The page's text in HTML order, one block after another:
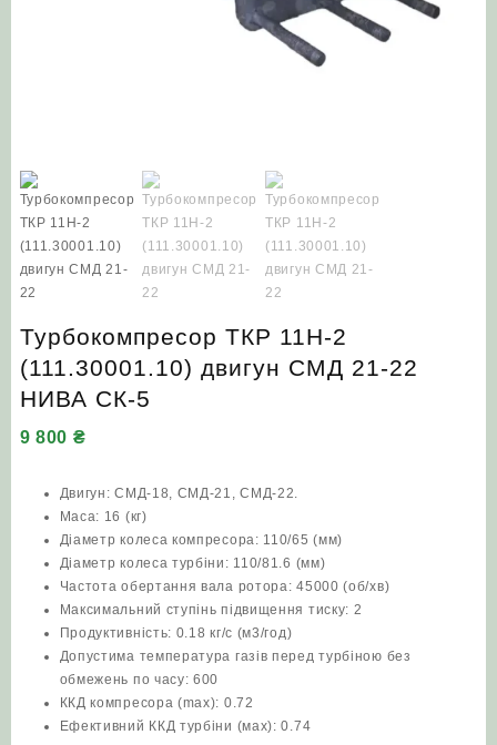
Турбокомпресор ТКР 11Н-2
(111.30001.10) двигун СМД 21-22
НИВА СК-5
9 800 ₴
Двигун: СМД-18, СМД-21, СМД-22.
Маса: 16 (кг)
Діаметр колеса компресора: 110/65 (мм)
Діаметр колеса турбіни: 110/81.6 (мм)
Частота обертання вала ротора: 45000 (об/хв)
Максимальний ступінь підвищення тиску: 2
Продуктивність: 0.18 кг/с (м3/год)
Допустима температура газів перед турбіною без
обмежень по часу: 600
ККД компресора (max): 0.72
Ефективний ККД турбіни (мах): 0.74